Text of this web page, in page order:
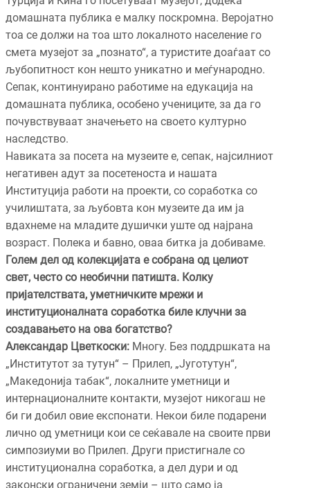
домашната публика е малку поскромна. Веројатно
тоа се должи на тоа што локалното население го
смета музејот за „познато“, а туристите доаѓаат со
љубопитност кон нешто уникатно и меѓународно.
Сепак, континуирано работиме на едукација на
домашната публика, особено учениците, за да го
почувствуваат значењето на своето културно
наследство.
Навиката за посета на музеите е, сепак, најсилниот
негативен адут за посетеноста и нашата
Институција работи на проекти, со соработка со
училиштата, за љубовта кон музеите да им ја
вдахнеме на младите душички уште од најрана
возраст. Полека и бавно, оваа битка ја добиваме.
Голем дел од колекцијата е собрана од целиот
свет, често со необични патишта. Колку
пријателствата, уметничките мрежи и
институционалната соработка биле клучни за
создавањето на ова богатство?
Александар Цветкоски: Многу. Без поддршката на
„Институтот за тутун“ – Прилеп, „Југотутун“,
„Македонија табак“, локалните уметници и
интернационалните контакти, музејот никогаш не
би ги добил овие експонати. Некои биле подарени
лично од уметници кои се сеќавале на своите први
симпозиуми во Прилеп. Други пристигнале со
институционална соработка, а дел дури и од
законски ограничени земји – што само ја